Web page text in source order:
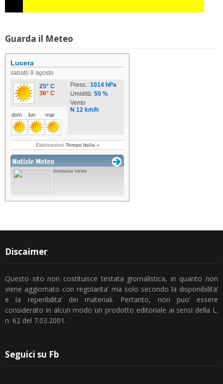
Guarda il Meteo
Discaimer
Questo sito non costituisce testata giornalistica, in quanto non
viene aggiornato con regolarita’ ma solo secondo la disponibilita’
e la reperibilita’ dei materiali. Pertanto, non puo’ essere
considerato in alcun modo un prodotto editoriale ai sensi della L.
n. 62 del 7.03.2001.
Seguici su Fb